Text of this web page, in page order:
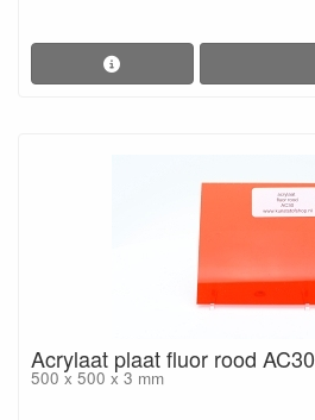
Acrylaat plaat fluor rood AC30
500 x 500 x 3 mm